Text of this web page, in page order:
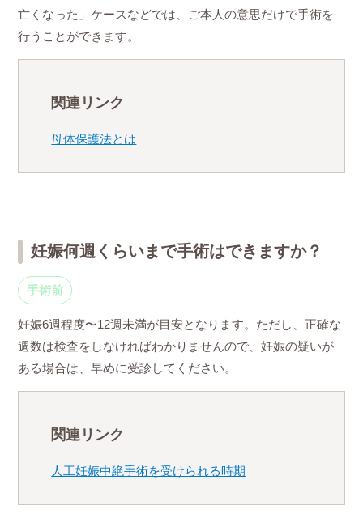
亡くなった」ケースなどでは、ご本人の意思だけで手術を
行うことができます。
関連リンク
母体保護法とは
妊娠何週くらいまで手術はできますか？
手術前
妊娠6週程度〜12週未満が目安となります。ただし、正確な
週数は検査をしなければわかりませんので、妊娠の疑いが
ある場合は、早めに受診してください。
関連リンク
人工妊娠中絶手術を受けられる時期